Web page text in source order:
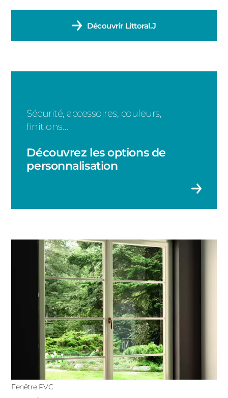
Découvrir Littoral.J
Sécurité, accessoires, couleurs,
finitions…
Découvrez les options de
personnalisation
Fenêtre PVC